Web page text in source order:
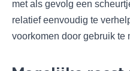
met als gevolg een
relatief eenvoudig te
voorkomen door gebruik te